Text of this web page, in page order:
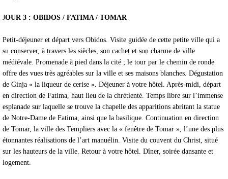
JOUR 3 : OBIDOS / FATIMA / TOMAR
Petit-déjeuner et départ vers Obidos. Visite guidée de cette petite ville qui a
su conserver, à travers les siècles, son cachet et son charme de ville
médiévale. Promenade à pied dans la cité ; le tour par le chemin de ronde
offre des vues très agréables sur la ville et ses maisons blanches. Dégustation
de Ginja « la liqueur de cerise ». Déjeuner à votre hôtel. Après-midi, départ
en direction de Fatima, haut lieu de la chrétienté. Temps libre sur l’immense
esplanade sur laquelle se trouve la chapelle des apparitions abritant la statue
de Notre-Dame de Fatima, ainsi que la basilique. Continuation en direction
de Tomar, la ville des Templiers avec la « fenêtre de Tomar », l’une des plus
étonnantes réalisations de l’art manuélin. Visite du couvent du Christ, situé
sur les hauteurs de la ville. Retour à votre hôtel. Dîner, soirée dansante et
logement.